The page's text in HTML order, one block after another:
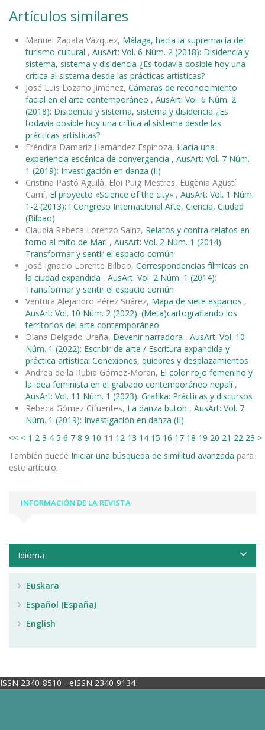
Artículos similares
Manuel Zapata Vázquez, Málaga, hacia la supremacía del
turismo cultural , AusArt: Vol. 6 Núm. 2 (2018): Disidencia y
sistema, sistema y disidencia ¿Es todavía posible hoy una
crítica al sistema desde las prácticas artísticas?
José Luis Lozano Jiménez, Cámaras de reconocimiento
facial en el arte contemporáneo , AusArt: Vol. 6 Núm. 2
(2018): Disidencia y sistema, sistema y disidencia ¿Es
todavía posible hoy una crítica al sistema desde las
prácticas artísticas?
Eréndira Damariz Hernández Espinoza, Hacia una
experiencia escénica de convergencia , AusArt: Vol. 7 Núm.
1 (2019): Investigación en danza (II)
Cristina Pastó Aguilà, Eloi Puig Mestres, Eugènia Agustí
Camí, El proyecto «Science of the city» , AusArt: Vol. 1 Núm.
1-2 (2013): I Congreso Internacional Arte, Ciencia, Ciudad
(Bilbao)
Claudia Rebeca Lorenzo Sainz, Relatos y contra-relatos en
torno al mito de Mari , AusArt: Vol. 2 Núm. 1 (2014):
Transformar y sentir el espacio común
José Ignacio Lorente Bilbao, Correspondencias fílmicas en
la ciudad expandida , AusArt: Vol. 2 Núm. 1 (2014):
Transformar y sentir el espacio común
Ventura Alejandro Pérez Suárez, Mapa de siete espacios ,
AusArt: Vol. 10 Núm. 2 (2022): (Meta)cartografiando los
territorios del arte contemporáneo
Diana Delgado Ureña, Devenir narradora , AusArt: Vol. 10
Núm. 1 (2022): Escribir de arte / Escritura expandida y
práctica artística: Conexiones, quiebres y desplazamientos
Andrea de la Rubia Gómez-Moran, El color rojo femenino y
la idea feminista en el grabado contemporáneo nepalí ,
AusArt: Vol. 11 Núm. 1 (2023): Grafika: Prácticas y discursos
Rebeca Gómez Cifuentes, La danza butoh , AusArt: Vol. 7
Núm. 1 (2019): Investigación en danza (II)
<< < 1 2 3 4 5 6 7 8 9 10 11 12 13 14 15 16 17 18 19 20 21 22 23 >
También puede Iniciar una búsqueda de similitud avanzada para
este artículo.
INFORMACIÓN DE LA REVISTA
Idioma
Euskara
Español (España)
English
ISSN 2340-8510 - eISSN 2340-9134